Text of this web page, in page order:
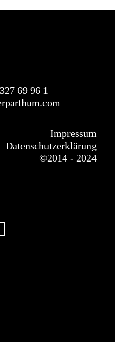
6996 1
Impressum
Datenschutzerklärung
©2014 - 2024